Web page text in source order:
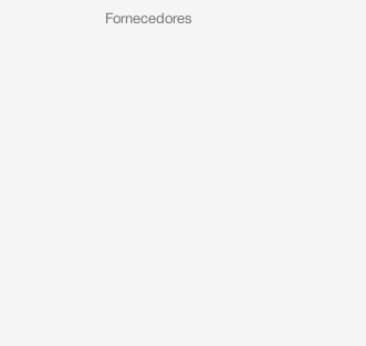
Fornecedores